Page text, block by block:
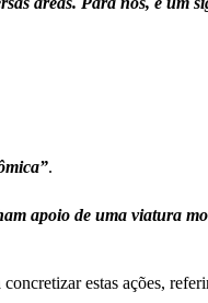
.
apoio de uma viatura
estas ações,